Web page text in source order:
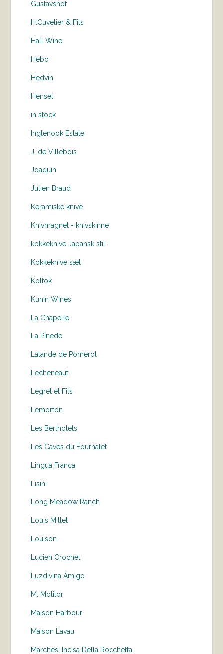
Gustavshof
H.Cuvelier & Fils
Hall Wine
Hebo
Hedvin
Hensel
in stock
Inglenook Estate
J. de Villebois
Joaquin
Julien Braud
Keramiske knive
Knivmagnet - knivskinne
kokkeknive Japansk stil
Kokkeknive sæt
Kolfok
Kunin Wines
La Chapelle
La Pinede
Lalande de Pomerol
Lecheneaut
Legret et Fils
Lemorton
Les Bertholets
Les Caves du Fournalet
Lingua Franca
Lisini
Long Meadow Ranch
Louis Millet
Louison
Lucien Crochet
Luzdivina Amigo
M. Molitor
Maison Harbour
Maison Lavau
Marchesi Incisa Della Rocchetta